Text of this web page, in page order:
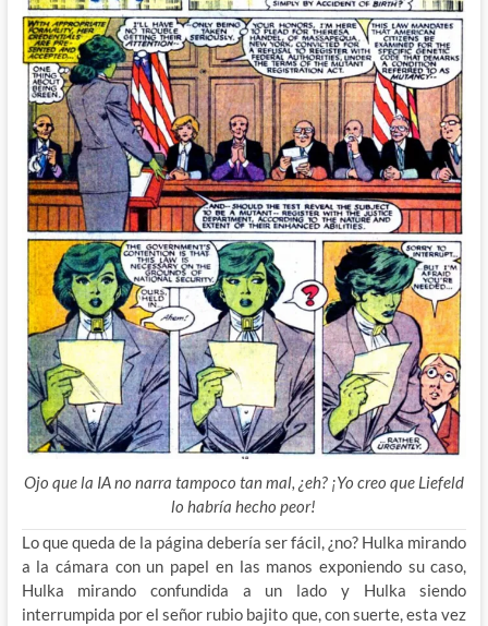
Ojo que la IA no narra tampoco tan mal, ¿eh? ¡Yo creo que Liefeld
lo habría hecho peor!
Lo que queda de la página debería ser fácil, ¿no? Hulka mirando
a la cámara con un papel en las manos exponiendo su caso,
Hulka mirando confundida a un lado y Hulka siendo
interrumpida por el señor rubio bajito que, con suerte, esta vez